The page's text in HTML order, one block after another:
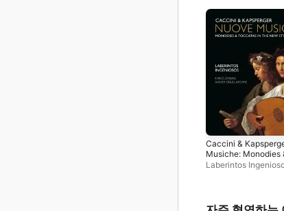
Caccini &
Musiche: Monodies
Toccatas in the
Laberintos